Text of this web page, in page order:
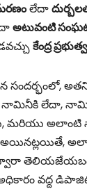
లేదా
అటువంటి
కేంద్ర
సందర్భంలో,
నామినీకి లేదా,
మరియు
అయినట్లయితే,
ద్వారా
వద్ద